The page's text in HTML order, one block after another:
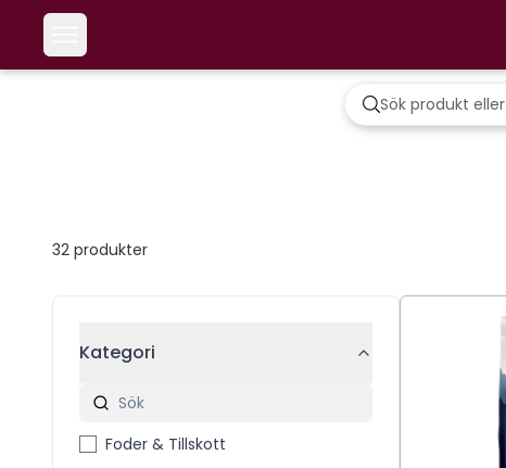
32 produkter
Kategori
Foder & Tillskott